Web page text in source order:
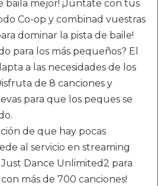
baila mejor! ¡Júntate con tus
Co-op y combinad vuestras
dominar la pista de baile!
para los más pequeños? El
a las necesidades de los
de 8 canciones y
para que los peques se
de que hay pocas
al servicio en streaming
Dance Unlimited2 para
más de 700 canciones!